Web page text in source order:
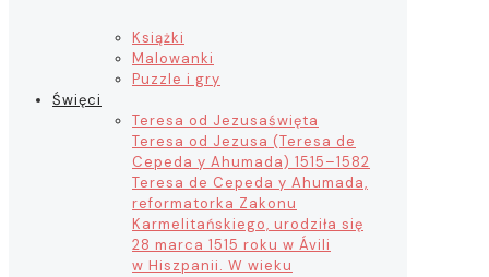
Książki
Malowanki
Puzzle i gry
Święci
Teresa od Jezusaświęta
Teresa od Jezusa (Teresa de
Cepeda y Ahumada) 1515–1582
Teresa de Cepeda y Ahumada,
reformatorka Zakonu
Karmelitańskiego, urodziła się
28 marca 1515 roku w Ávili
w Hiszpanii. W wieku